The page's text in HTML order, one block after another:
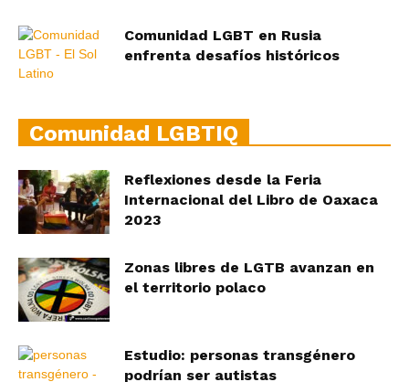
Comunidad LGBT en Rusia
enfrenta desafíos históricos
Comunidad LGBTIQ
Reflexiones desde la Feria
Internacional del Libro de Oaxaca
2023
Zonas libres de LGTB avanzan en
el territorio polaco
Estudio: personas transgénero
podrían ser autistas